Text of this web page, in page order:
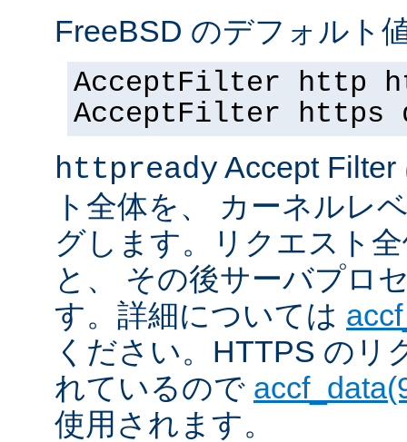
FreeBSD のデフォルト
AcceptFilter http
AcceptFilter https
httpready Accept
ト全体を、 カーネルレ
グします。リクエスト
と、 その後サーバプロ
す。詳細については
ください。HTTPS のリ
れているので
使用されます。